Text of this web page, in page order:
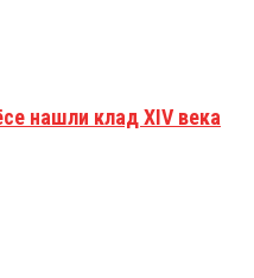
нашли клад XIV века